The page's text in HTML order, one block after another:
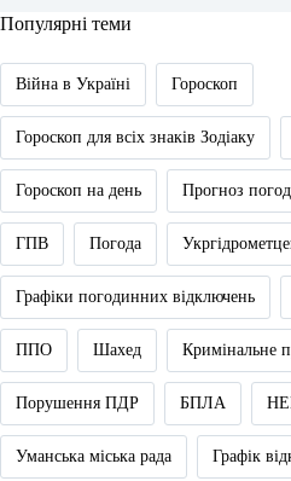
Популярні теми
Війна в Україні Гороскоп
Гороскоп для всіх знаків Зодіаку
Гороскоп на день Прогноз
ГПВ Погода
Графіки погодинних відключень
ППО Шахед Кримінальне
Порушення ПДР БПЛА
Уманська міська рада Графік